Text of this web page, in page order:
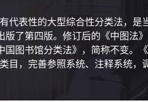
代表性的大型综合性分类法，是
了第四版。修订后的《中图法
国图书馆分类法》，简称不变。
目，完善参照系统、注释系统，